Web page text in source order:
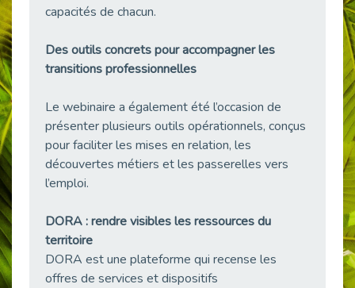
Publié le 11/04/2026
"Dois-je préciser que je suis handicapé sur mon CV?"
Publié le 07/04/2026
Handicap psychique au travail : et si nous changions de regard - vidéo
Publié le 01/04/2026
Publié le 31/03/2026
capacités de chacun.
Des outils concrets pour accompagner les
transitions professionnelles
Le webinaire a également été l’occasion de
présenter plusieurs outils opérationnels, conçus
pour faciliter les mises en relation, les
découvertes métiers et les passerelles vers
l’emploi.
DORA : rendre visibles les ressources du
territoire
DORA est une plateforme qui recense les
offres de services et dispositifs